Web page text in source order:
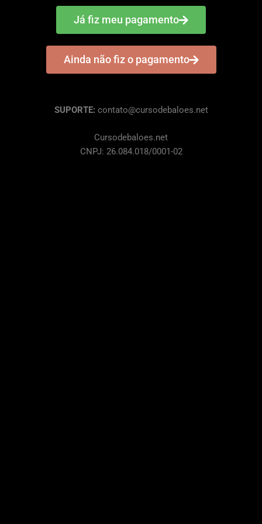
Já fiz meu pagamento
Ainda não fiz o pagamento
SUPORTE: contato@cursodebaloes.net
Cursodebaloes.net
CNPJ: 26.084.018/0001-02